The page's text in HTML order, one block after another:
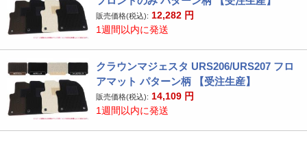
販売価格(税込): 12,282 円
1週間以内に発送
クラウンマジェスタ URS206/URS207 フロ
アマット パターン柄 【受注生産】
販売価格(税込): 14,109 円
1週間以内に発送